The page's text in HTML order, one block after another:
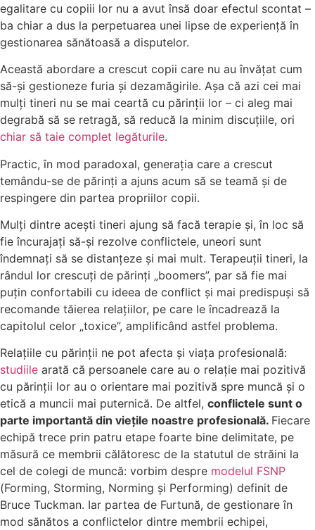
egalitare cu copiii lor nu a avut însă doar efectul scontat –
ba chiar a dus la perpetuarea unei lipse de experiență în
gestionarea sănătoasă a disputelor.
Această abordare a crescut copii care nu au învățat cum
să-și gestioneze furia și dezamăgirile. Așa că azi cei mai
mulți tineri nu se mai ceartă cu părinții lor – ci aleg mai
degrabă să se retragă, să reducă la minim discuțiile, ori
chiar să taie complet legăturile.
Practic, în mod paradoxal, generația care a crescut
temându-se de părinți a ajuns acum să se teamă și de
respingere din partea propriilor copii.
Mulți dintre acești tineri ajung să facă terapie și, în loc să
fie încurajați să-și rezolve conflictele, uneori sunt
îndemnați să se distanțeze și mai mult. Terapeuții tineri, la
rândul lor crescuți de părinți „boomers”, par să fie mai
puțin confortabili cu ideea de conflict și mai predispuși să
recomande tăierea relațiilor, pe care le încadrează la
capitolul celor „toxice”, amplificând astfel problema.
Relațiile cu părinții ne pot afecta și viața profesională:
studiile arată că persoanele care au o relație mai pozitivă
cu părinții lor au o orientare mai pozitivă spre muncă și o
etică a muncii mai puternică. De altfel, conflictele sunt o
parte importantă din viețile noastre profesională. Fiecare
echipă trece prin patru etape foarte bine delimitate, pe
măsură ce membrii călătoresc de la statutul de străini la
cel de colegi de muncă: vorbim despre modelul FSNP
(Forming, Storming, Norming și Performing) definit de
Bruce Tuckman. Iar partea de Furtună, de gestionare în
mod sănătos a conflictelor dintre membrii echipei,